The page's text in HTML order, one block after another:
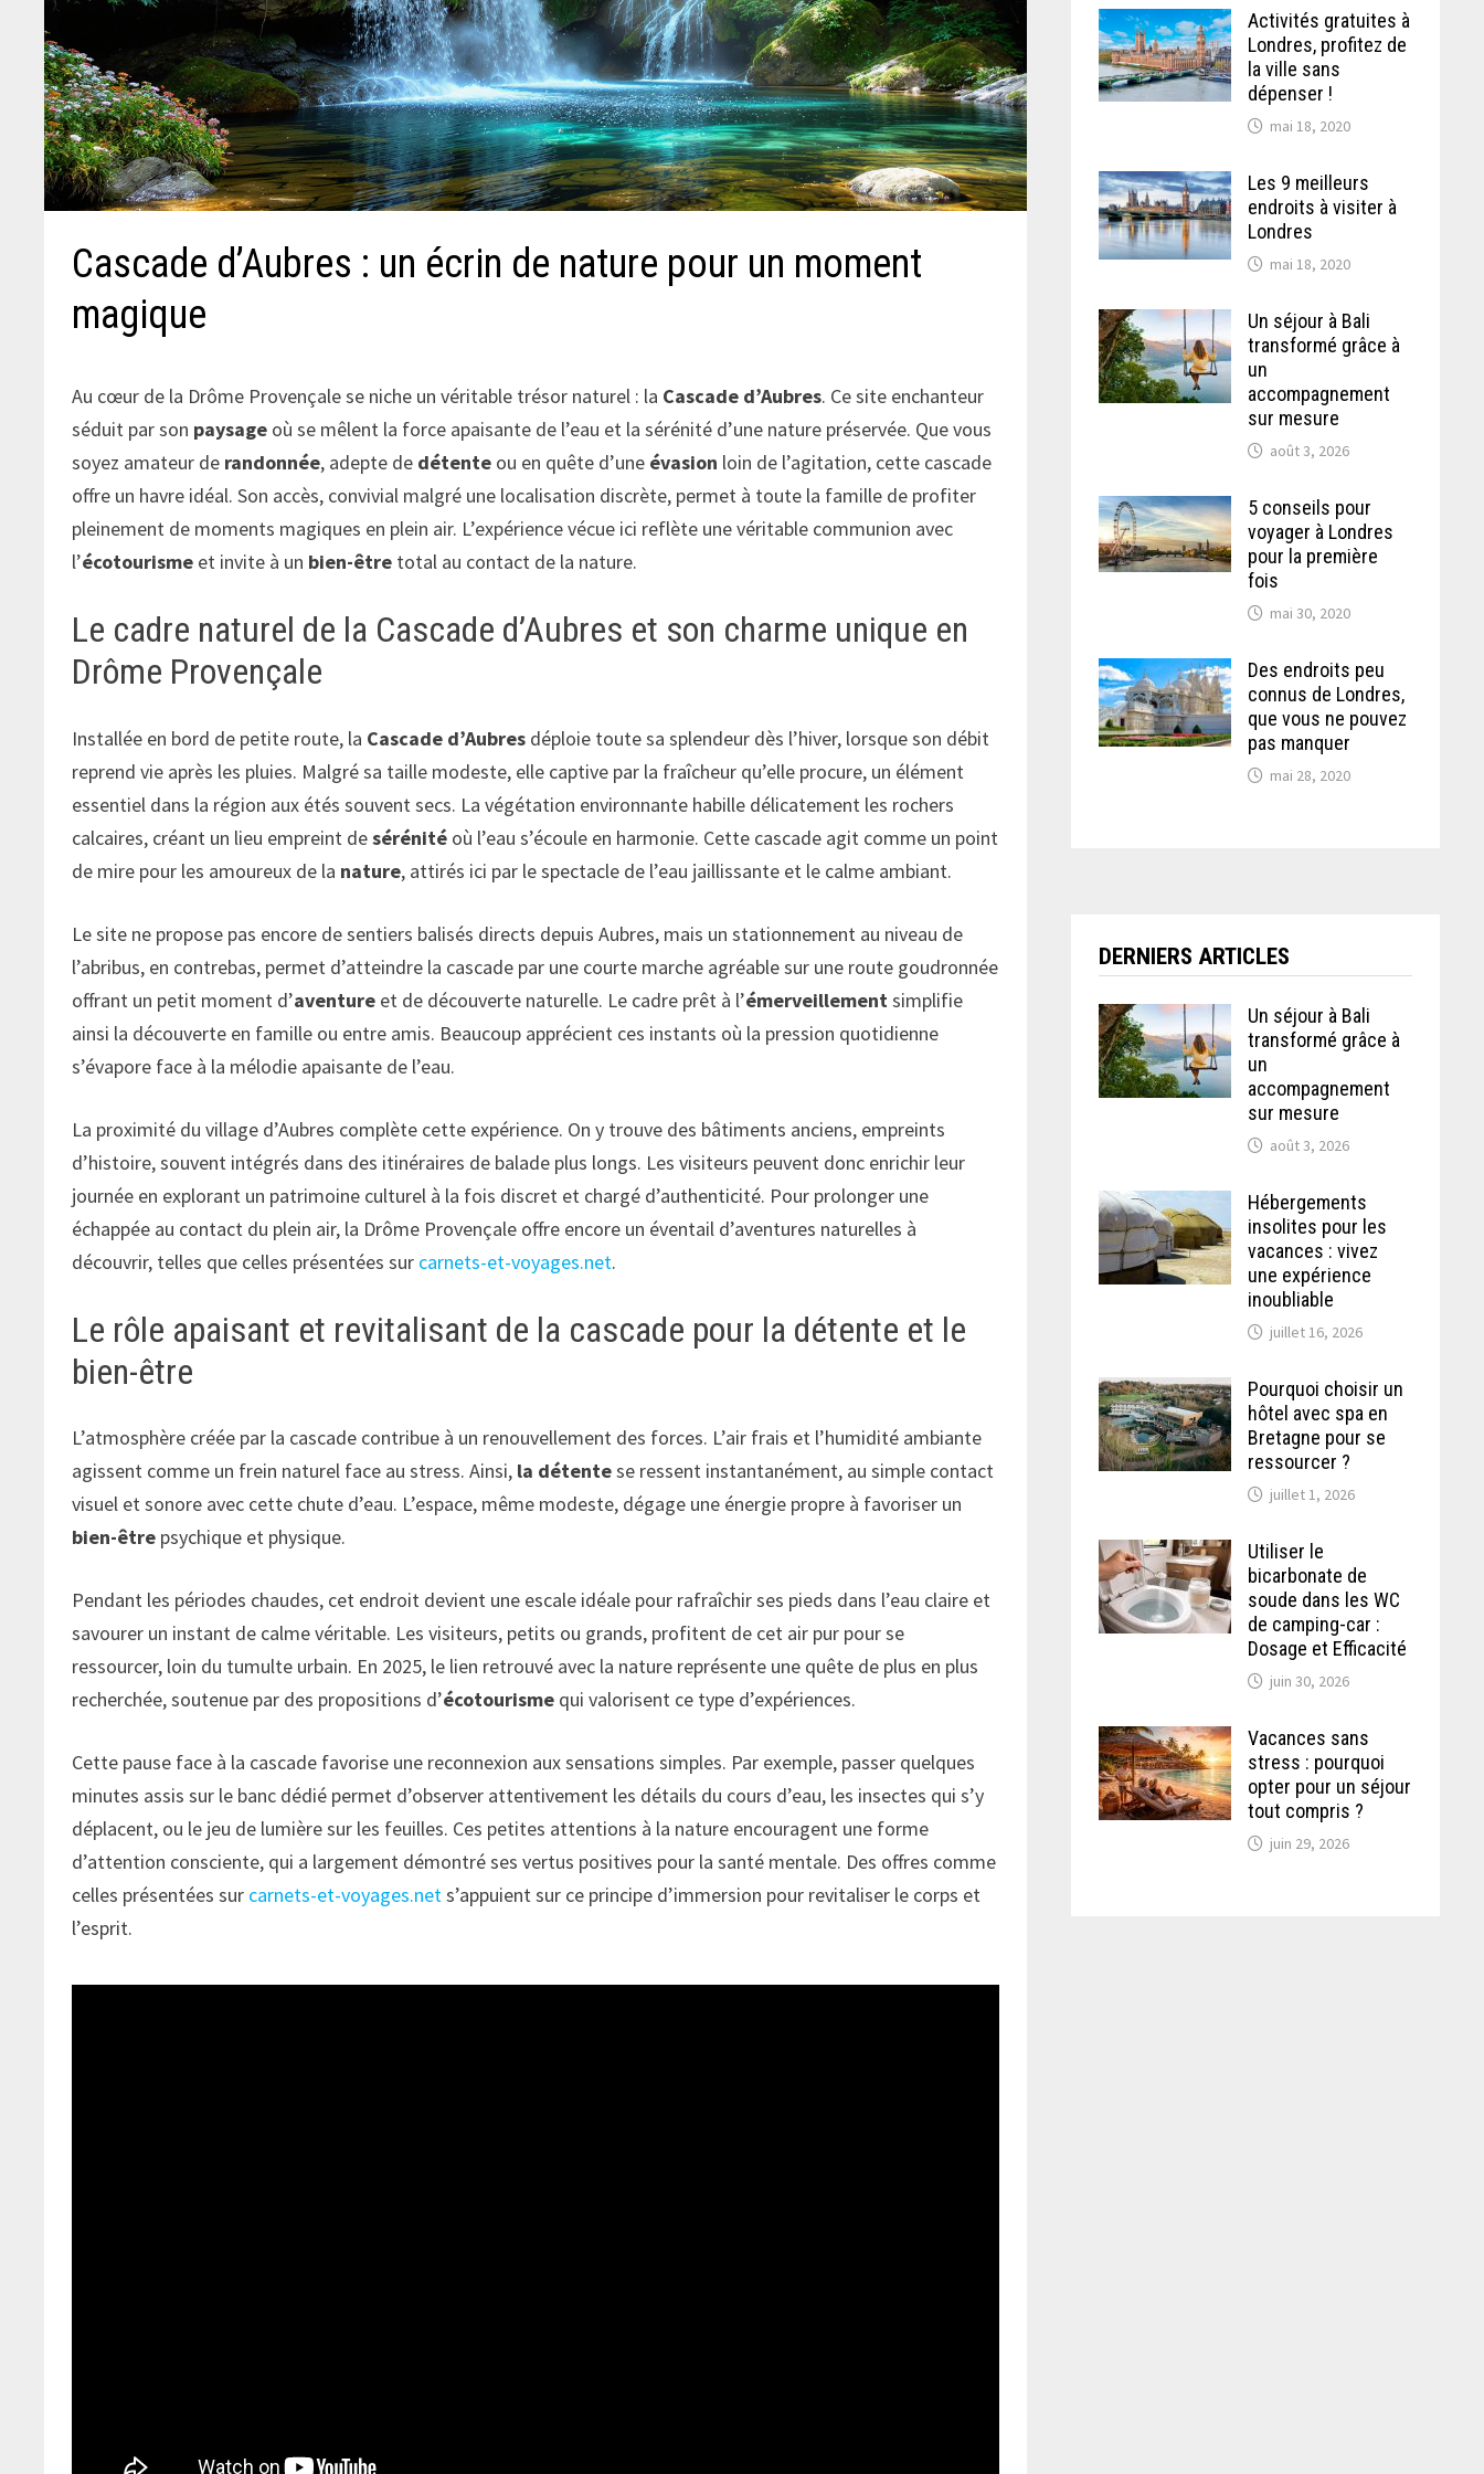
Cascade d’Aubres : un écrin de nature pour un moment
magique
Au cœur de la Drôme Provençale se niche un véritable trésor naturel : la Cascade d’Aubres. Ce site enchanteur
séduit par son paysage où se mêlent la force apaisante de l’eau et la sérénité d’une nature préservée. Que vous
soyez amateur de randonnée, adepte de détente ou en quête d’une évasion loin de l’agitation, cette cascade
offre un havre idéal. Son accès, convivial malgré une localisation discrète, permet à toute la famille de profiter
pleinement de moments magiques en plein air. L’expérience vécue ici reflète une véritable communion avec
l’écotourisme et invite à un bien-être total au contact de la nature.
Le cadre naturel de la Cascade d’Aubres et son charme unique en
Drôme Provençale
Installée en bord de petite route, la Cascade d’Aubres déploie toute sa splendeur dès l’hiver, lorsque son débit
reprend vie après les pluies. Malgré sa taille modeste, elle captive par la fraîcheur qu’elle procure, un élément
essentiel dans la région aux étés souvent secs. La végétation environnante habille délicatement les rochers
calcaires, créant un lieu empreint desérénité où l’eau s’écoule en harmonie. Cette cascade agit comme un point
de mire pour les amoureux de la nature, attirés ici par le spectacle de l’eau jaillissante et le calme ambiant.
Le site ne propose pas encore de sentiers balisés directs depuis Aubres, mais un stationnement au niveau de
l’abribus, en contrebas, permet d’atteindre la cascade par une courte marche agréable sur une route goudronnée
offrant un petit moment d’aventure et de découverte naturelle. Le cadre prêt à l’émerveillement simplifie
ainsi la découverte en famille ou entre amis. Beaucoup apprécient ces instants où la pression quotidienne
s’évapore face à la mélodie apaisante de l’eau.
La proximité du village d’Aubres complète cette expérience. On y trouve des bâtiments anciens, empreints
d’histoire, souvent intégrés dans des itinéraires de balade plus longs. Les visiteurs peuvent donc enrichir leur
journée en explorant un patrimoine culturel à la fois discret et chargé d’authenticité. Pour prolonger une
échappée au contact du plein air, la Drôme Provençale offre encore un éventail d’aventures naturelles à
découvrir, telles que celles présentées sur carnets-et-voyages.net.
Le rôle apaisant et revitalisant de la cascade pour la détente et le
bien-être
L’atmosphère créée par la cascade contribue à un renouvellement des forces. L’air frais et l’humidité ambiante
agissent comme un frein naturel face au stress. Ainsi, la détentese ressent instantanément, au simple contact
visuel et sonore avec cette chute d’eau. L’espace, même modeste, dégage une énergie propre à favoriser un
bien-être psychique et physique.
Pendant les périodes chaudes, cet endroit devient une escale idéale pour rafraîchir ses pieds dans l’eau claire et
savourer un instant de calme véritable. Les visiteurs, petits ou grands, profitent de cet air pur pour se
ressourcer, loin du tumulte urbain. En 2025, le lien retrouvé avec la nature représente une quête de plus en plus
recherchée, soutenue par des propositions d’écotourisme qui valorisent ce type d’expériences.
Cette pause face à la cascade favorise une reconnexion aux sensations simples. Par exemple, passer quelques
minutes assis sur le banc dédié permet d’observer attentivement les détails du cours d’eau, les insectes qui s’y
déplacent, ou le jeu de lumière sur les feuilles. Ces petites attentions à la nature encouragent une forme
d’attention consciente, qui a largement démontré ses vertus positives pour la santé mentale. Des offres comme
celles présentées sur carnets-et-voyages.nets’appuient sur ce principe d’immersion pour revitaliser le corps et
l’esprit.
Activités gratuites à
Londres, profitez de
la ville sans
dépenser !
mai 18, 2020
Les 9 meilleurs
endroits à visiter à
Londres
mai 18, 2020
Un séjour à Bali
transformé grâce à
un
accompagnement
sur mesure
août 3, 2026
5 conseils pour
voyager à Londres
pour la première
fois
mai 30, 2020
Des endroits peu
connus de Londres,
que vous ne pouvez
pas manquer
mai 28, 2020
DERNIERS ARTICLES
Un séjour à Bali
transformé grâce à
un
accompagnement
sur mesure
août 3, 2026
Hébergements
insolites pour les
vacances : vivez
une expérience
inoubliable
juillet 16, 2026
Pourquoi choisir un
hôtel avec spa en
Bretagne pour se
ressourcer ?
juillet 1, 2026
Utiliser le
bicarbonate de
soude dans les WC
de camping-car :
Dosage et Efficacité
juin 30, 2026
Vacances sans
stress : pourquoi
opter pour un séjour
tout compris ?
juin 29, 2026